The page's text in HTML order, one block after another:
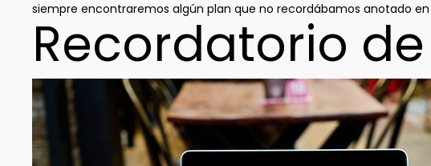
siempre encontraremos algún plan que no recordábamos anotado
Recordatorio